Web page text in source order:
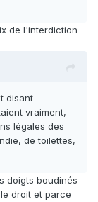
de l'interdiction
disant
vraiment,
légales des
de toilettes,
doigts boudinés
droit et parce